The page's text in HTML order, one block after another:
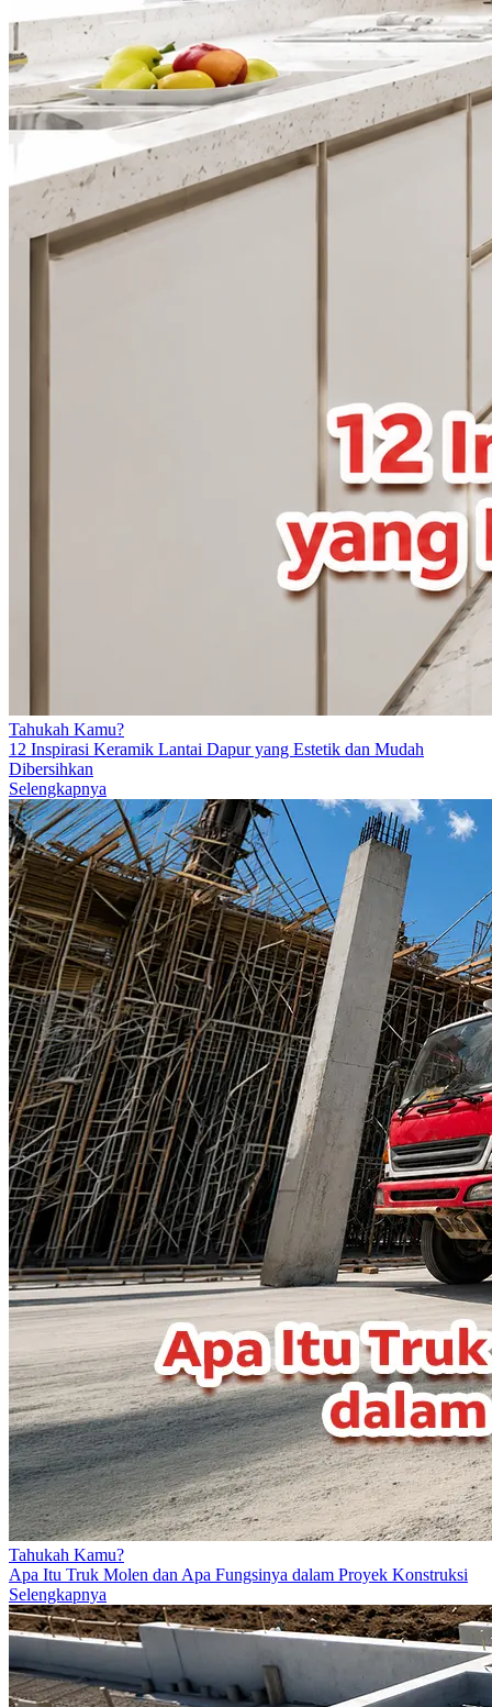
Tahukah Kamu?
12 Inspirasi Keramik Lantai Dapur yang Estetik dan Mudah
Dibersihkan
Selengkapnya
Tahukah Kamu?
Apa Itu Truk Molen dan Apa Fungsinya dalam Proyek Konstruksi
Selengkapnya